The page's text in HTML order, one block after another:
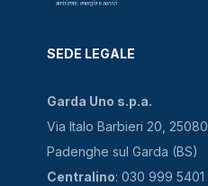
SEDE LEGALE
Garda Uno s.p.a.
Via Italo Barbieri 20, 25080
Padenghe sul Garda (BS)
Centralino: 030 999 5401